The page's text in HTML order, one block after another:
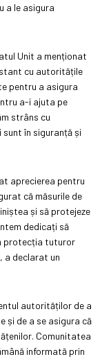
a le asigura
Unit a menționat
cu autoritățile
pentru a asigura
a-i ajuta pe
strâns cu
în siguranță și
aprecierea pentru
că măsurile de
și să protejeze
dedicați să
protecția tuturor
a declarat un
autorităților de a
și de a se asigura că
Comunitatea
informată prin